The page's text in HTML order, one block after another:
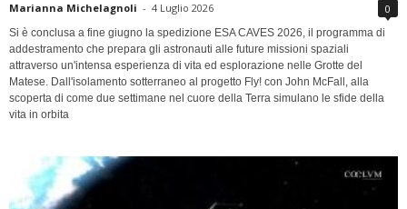
Marianna Michelagnoli - 4 Luglio 2026 0
Si è conclusa a fine giugno la spedizione ESA CAVES 2026, il programma di
addestramento che prepara gli astronauti alle future missioni spaziali
attraverso un'intensa esperienza di vita ed esplorazione nelle Grotte del
Matese. Dall'isolamento sotterraneo al progetto Fly! con John McFall, alla
scoperta di come due settimane nel cuore della Terra simulano le sfide della
vita in orbita